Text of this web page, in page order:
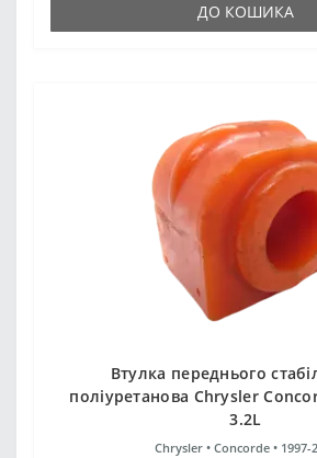
ДО КОШИКА
Втулка переднього
поліуретанова Chrysler
3.2L
Chrysler • Concorde • 1997-